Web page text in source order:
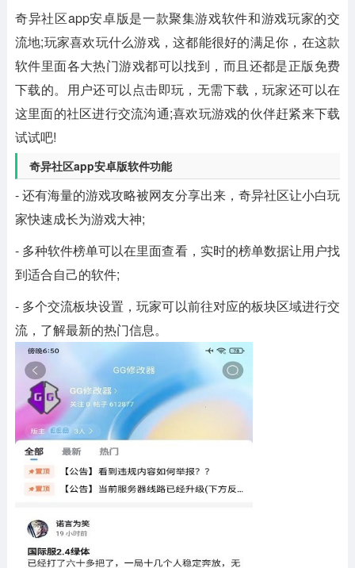
奇异社区app安卓版是一款聚集游戏软件和游戏玩家的交
流地;玩家喜欢玩什么游戏，这都能很好的满足你，在这款
软件里面各大热门游戏都可以找到，而且还都是正版免费
下载的。用户还可以点击即玩，无需下载，玩家还可以在
这里面的社区进行交流沟通;喜欢玩游戏的伙伴赶紧来下载
试试吧!
奇异社区app安卓版软件功能
- 还有海量的游戏攻略被网友分享出来，奇异社区让小白玩
家快速成长为游戏大神;
- 多种软件榜单可以在里面查看，实时的榜单数据让用户找
到适合自己的软件;
- 多个交流板块设置，玩家可以前往对应的板块区域进行交
流，了解最新的热门信息。